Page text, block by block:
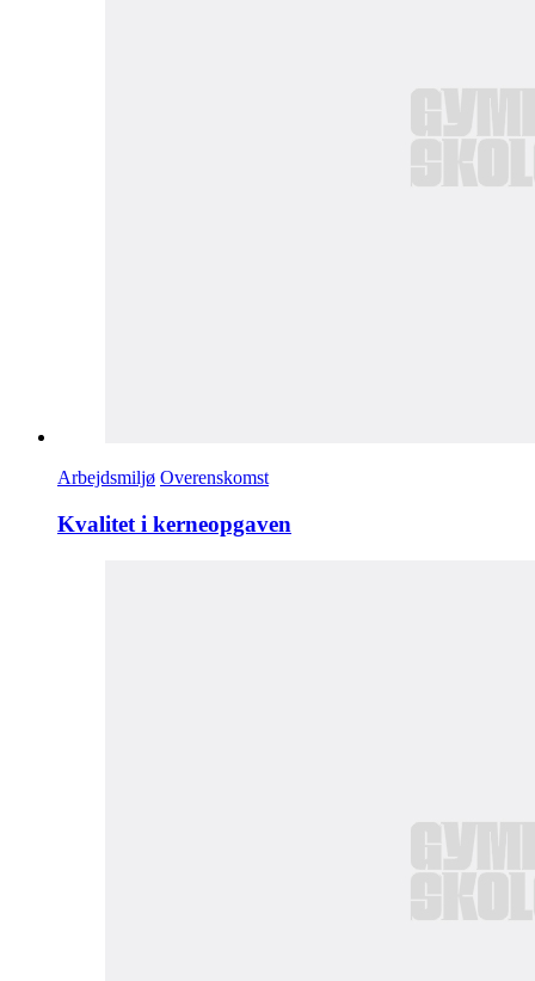
Arbejdsmiljø Overenskomst
Kvalitet i kerneopgaven